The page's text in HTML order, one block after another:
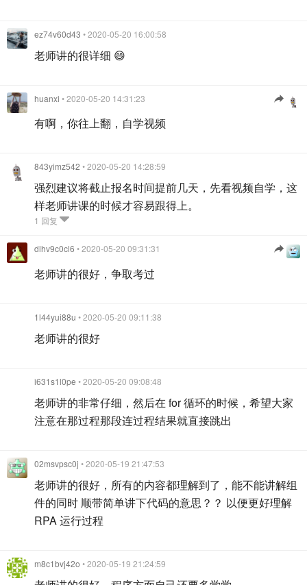
ez74v60d43 • 2020-05-20 16:00:58
老师讲的很详细 😄
huanxi • 2020-05-20 14:31:23
有啊，你往上翻，自学视频
843yimz542 • 2020-05-20 14:28:59
强烈建议将截止报名时间提前几天，先看视频自学，这
样老师讲课的时候才容易跟得上。
1 回复
dlhv9c0cl6 • 2020-05-20 09:31:31
老师讲的很好，争取考过
1l44yui88u • 2020-05-20 09:11:38
老师讲的很好
i631s1l0pe • 2020-05-20 09:08:48
老师讲的非常仔细，然后在 for 循环的时候，希望大家
注意在那过程那段连过程结果就直接跳出
02msvpsc0j • 2020-05-19 21:47:53
老师讲的很好，所有的内容都理解到了，能不能讲解组
件的同时 顺带简单讲下代码的意思？？ 以便更好理解
RPA 运行过程
m8c1bvj42o • 2020-05-19 21:24:59